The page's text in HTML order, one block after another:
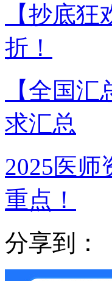
【抄底
折！
【全国
求汇总
2025医师
重点！
分享到：